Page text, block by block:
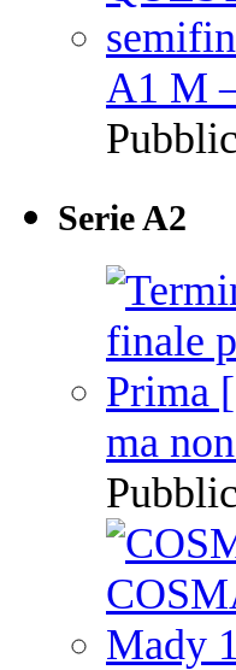
A1 M
Serie A2
ma